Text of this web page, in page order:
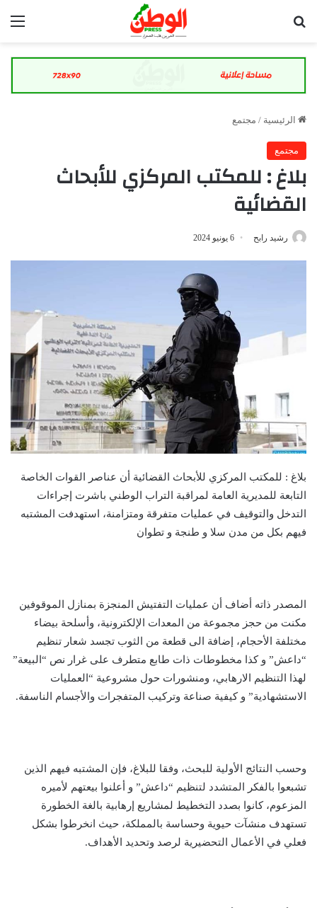
الرئيسية / مجتمع
مجتمع
بلاغ : للمكتب المركزي للأبحاث
القضائية
رشيد رابح 6 يونيو 2024
بلاغ : للمكتب المركزي للأبحاث القضائية أن عناصر القوات الخاصة
التابعة للمديرية العامة لمراقبة التراب الوطني باشرت إجراءات
التدخل والتوقيف في عمليات متفرقة ومتزامنة، استهدفت المشتبه
فيهم بكل من مدن سلا و طنجة و تطوان
المصدر ذاته أضاف أن عمليات التفتيش المنجزة بمنازل الموقوفين
مكنت من حجز مجموعة من المعدات الإلكترونية، وأسلحة بيضاء
مختلفة الأحجام، إضافة الى قطعة من الثوب تجسد شعار تنظيم
“داعش” و كذا مخطوطات ذات طابع متطرف على غرار نص “البيعة”
لهذا التنظيم الارهابي، ومنشورات حول مشروعية “العمليات
الاستشهادية” و كيفية صناعة وتركيب المتفجرات والأجسام الناسفة.
وحسب النتائج الأولية للبحث، وفقا للبلاغ، فإن المشتبه فيهم الذين
تشبعوا بالفكر المتشدد لتنظيم “داعش” و أعلنوا بيعتهم لأميره
المزعوم، كانوا بصدد التخطيط لمشاريع إرهابية بالغة الخطورة
تستهدف منشآت حيوية وحساسة بالمملكة، حيث انخرطوا بشكل
فعلي في الأعمال التحضيرية لرصد وتحديد الأهداف.